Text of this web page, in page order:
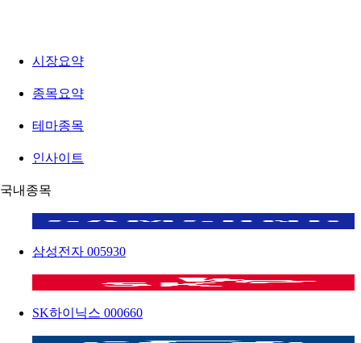
시장요약
종목요약
테마종목
인사이트
국내종목
삼성전자 005930
SK하이닉스 000660